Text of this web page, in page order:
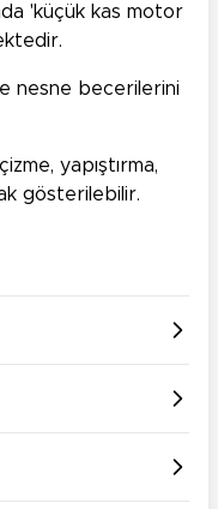
'küçük kas motor
nesne becerilerini
yapıştırma,
gösterilebilir.